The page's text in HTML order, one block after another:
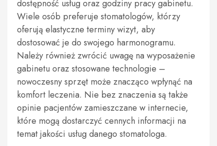
dostępność usług oraz godziny pracy gabinetu.
Wiele osób preferuje stomatologów, którzy
oferują elastyczne terminy wizyt, aby
dostosować je do swojego harmonogramu.
Należy również zwrócić uwagę na wyposażenie
gabinetu oraz stosowane technologie –
nowoczesny sprzęt może znacząco wpłynąć na
komfort leczenia. Nie bez znaczenia są także
opinie pacjentów zamieszczane w internecie,
które mogą dostarczyć cennych informacji na
temat jakości usług danego stomatologa.